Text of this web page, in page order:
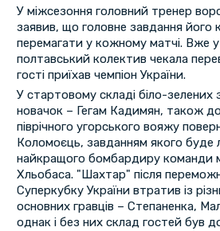
У міжсезоння головний тренер
заявив, що головне завдання його
перемагати у кожному матчі. Вже
полтавський колектив чекала
гості приїхав чемпіон України.
У стартовому складі біло-зелених
новачок – Гегам Кадимян, також
піврічного угорського вояжу
Коломоєць, завданням якого буде
найкращого бомбардиру команди
Хльобаса. "Шахтар" після
Суперкубку України втратив із
основних гравців – Степаненка,
однак і без них склад гостей був